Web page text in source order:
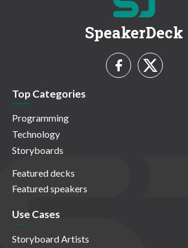
SpeakerDeck
Top Categories
Programming
Technology
Storyboards
Featured decks
Featured speakers
Use Cases
Storyboard Artists